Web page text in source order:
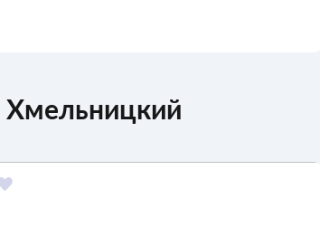
Хмельницкий